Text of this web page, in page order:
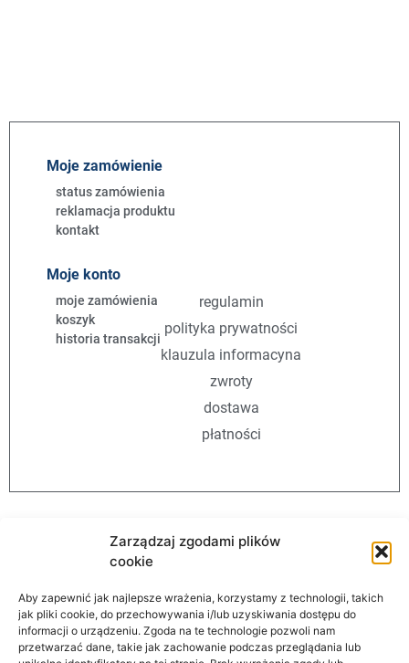
Zarządzaj zgodami plików
cookie
Aby zapewnić jak najlepsze wrażenia, korzystamy z technologii, takich
jak pliki cookie, do przechowywania i/lub uzyskiwania dostępu do
informacji o urządzeniu. Zgoda na te technologie pozwoli nam
przetwarzać dane, takie jak zachowanie podczas przeglądania lub
Moje zamówienie
status zamówienia
reklamacja produktu
kontakt
Moje konto
moje zamówienia
koszyk
historia transakcji
regulamin
polityka prywatności
klauzula informacyna
zwroty
dostawa
płatności
AutomationStore